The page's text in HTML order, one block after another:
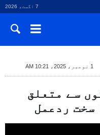
7 اگست، 2026
1 نومبر، 2025، 10:21 AM
سے متعلق
سخت ردعمل